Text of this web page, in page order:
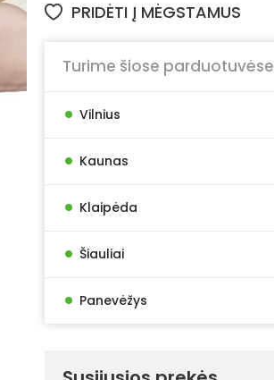
PRIDĖTI Į MĖGSTAMUS
Turime šiose parduotuvėse
• Vilnius
• Kaunas
• Klaipėda
• Šiauliai
• Panevėžys